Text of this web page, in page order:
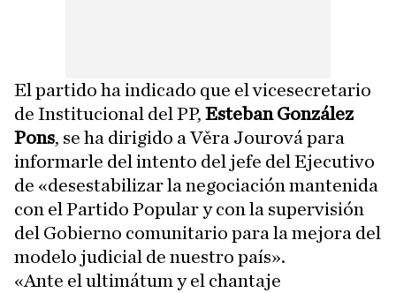
El partido ha indicado que el vicesecretario
de Institucional del PP, Esteban González
Pons, se ha dirigido a Věra Jourová para
informarle del intento del jefe del Ejecutivo
de «desestabilizar la negociación mantenida
con el Partido Popular y con la supervisión
del Gobierno comunitario para la mejora del
modelo judicial de nuestro país».
«Ante el ultimátum y el chantaje